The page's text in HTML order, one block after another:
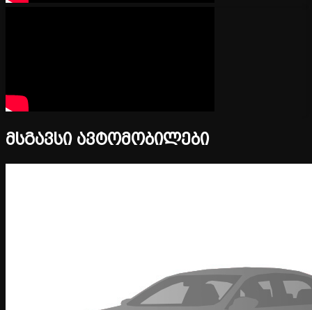
მსგავსი ავტომობილები